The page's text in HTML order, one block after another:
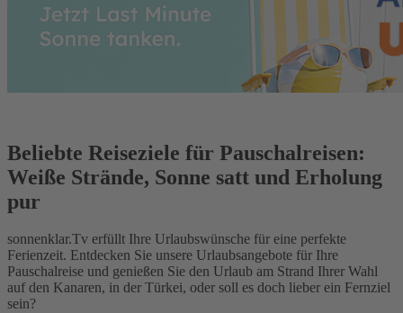
Beliebte Reiseziele für Pauschalreisen:
Weiße Strände, Sonne satt und Erholung
pur
sonnenklar.Tv erfüllt Ihre Urlaubswünsche für eine perfekte
Ferienzeit. Entdecken Sie unsere Urlaubsangebote für Ihre
Pauschalreise und genießen Sie den Urlaub am Strand Ihrer Wahl
auf den Kanaren, in der Türkei, oder soll es doch lieber ein Fernziel
sein?